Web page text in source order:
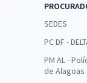
SEDES
PC DF -
PM AL -
de Alagoas